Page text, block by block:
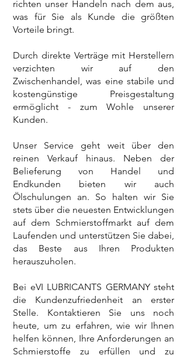
richten unser Handeln nach dem aus,
was für Sie als Kunde die größten
Vorteile bringt.
Durch direkte Verträge mit Herstellern
verzichten wir auf den
Zwischenhandel, was eine stabile und
kostengünstige Preisgestaltung
ermöglicht - zum Wohle unserer
Kunden.
Unser Service geht weit über den
reinen Verkauf hinaus. Neben der
Belieferung von Handel und
Endkunden bieten wir auch
Ölschulungen an. So halten wir Sie
stets über die neuesten Entwicklungen
auf dem Schmierstoffmarkt auf dem
Laufenden und unterstützen Sie dabei,
das Beste aus Ihren Produkten
herauszuholen.
Bei eVI LUBRICANTS GERMANY steht
die Kundenzufriedenheit an erster
Stelle. Kontaktieren Sie uns noch
heute, um zu erfahren, wie wir Ihnen
helfen können, Ihre Anforderungen an
Schmierstoffe zu erfüllen und zu